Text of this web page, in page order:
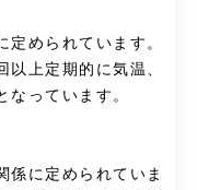
められています。
以上定期的に気温、
なっています。
係に定められていま